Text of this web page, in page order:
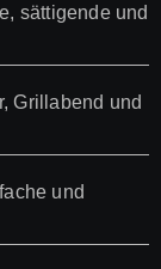
sättigende und
Grillabend und
und